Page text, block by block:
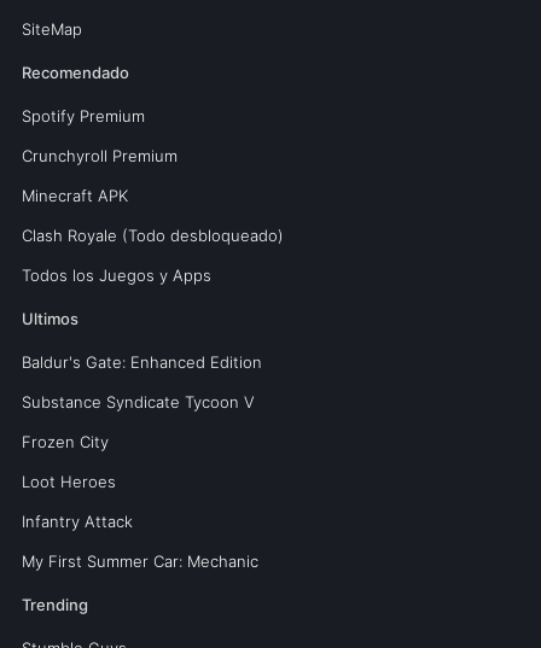
SiteMap
Recomendado
Spotify Premium
Crunchyroll Premium
Minecraft APK
Clash Royale (Todo desbloqueado)
Todos los Juegos y Apps
Ultimos
Baldur's Gate: Enhanced Edition
Substance Syndicate Tycoon V
Frozen City
Loot Heroes
Infantry Attack
My First Summer Car: Mechanic
Trending